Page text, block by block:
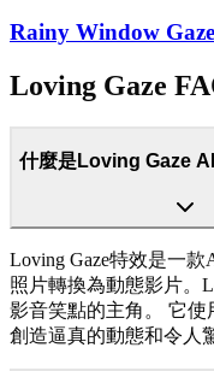
Rainy Window Gaze
Loving Gaze
什麼是Loving Gaze
Loving Gaze特效是一
照片轉換為動態影片。
影音笑點的主角。 它
創造逼真的動態和令人